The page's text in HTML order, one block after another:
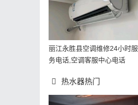
丽江永胜县空调维修24小时服
务电话,空调客服中心电话
热水器热门